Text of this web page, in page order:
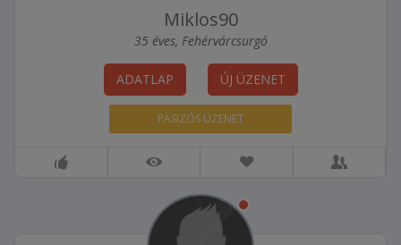
Miklos90
35 éves, Fehérvárcsurgó
ADATLAP ÚJ ÜZENET
PASIZÓS ÜZENET